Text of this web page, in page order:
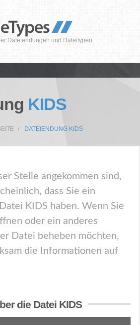
Dateiendungen und Dateitypen
KIDS
DATEIENDUNG KIDS
Stelle angekommen sind,
dass Sie ein
KIDS haben. Wenn Sie
oder ein anderes
Datei beheben möchten,
die Informationen auf
die Datei KIDS